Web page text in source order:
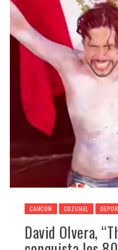
CANCÚN COZUMEL
David Olvera,